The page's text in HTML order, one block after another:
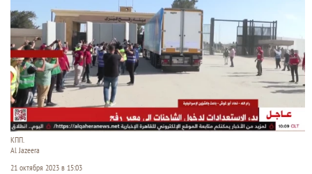
КПП.
Al Jazeera
21 октября 2023 в 15:03